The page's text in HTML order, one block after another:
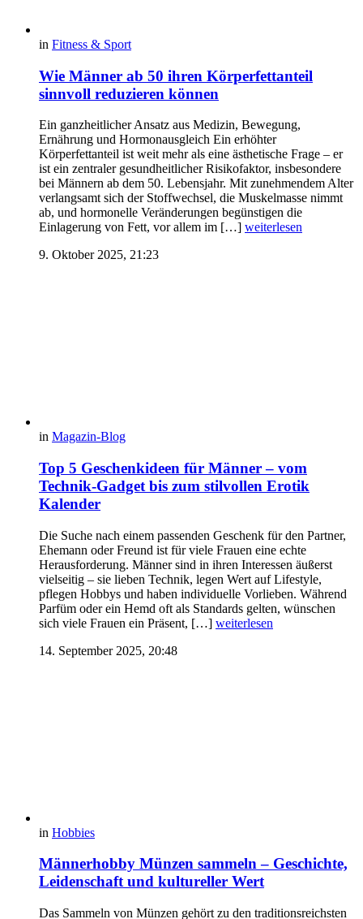
in Fitness & Sport
Wie Männer ab 50 ihren Körperfettanteil
sinnvoll reduzieren können
Ein ganzheitlicher Ansatz aus Medizin, Bewegung,
Ernährung und Hormonausgleich Ein erhöhter
Körperfettanteil ist weit mehr als eine ästhetische Frage – er
ist ein zentraler gesundheitlicher Risikofaktor, insbesondere
bei Männern ab dem 50. Lebensjahr. Mit zunehmendem Alter
verlangsamt sich der Stoffwechsel, die Muskelmasse nimmt
ab, und hormonelle Veränderungen begünstigen die
Einlagerung von Fett, vor allem im […] weiterlesen
9. Oktober 2025, 21:23
in Magazin-Blog
Top 5 Geschenkideen für Männer – vom
Technik-Gadget bis zum stilvollen Erotik
Kalender
Die Suche nach einem passenden Geschenk für den Partner,
Ehemann oder Freund ist für viele Frauen eine echte
Herausforderung. Männer sind in ihren Interessen äußerst
vielseitig – sie lieben Technik, legen Wert auf Lifestyle,
pflegen Hobbys und haben individuelle Vorlieben. Während
Parfüm oder ein Hemd oft als Standards gelten, wünschen
sich viele Frauen ein Präsent, […] weiterlesen
14. September 2025, 20:48
in Hobbies
Männerhobby Münzen sammeln – Geschichte,
Leidenschaft und kultureller Wert
Das Sammeln von Münzen gehört zu den traditionsreichsten